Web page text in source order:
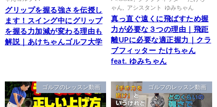
グリップを握る強さを伝授し
ます！スイング中にグリップ
を握る力加減が変わる理由も
解説｜あけちゃんゴルフ大学
ゃん
アシスタント ゆみちゃん
真っ直ぐ遠くに飛ばすため握
力が必要な３つの理由｜飛距
離UPに必要な適正握力｜クラ
ブフィッター たけちゃん
feat. ゆみちゃん
ゴルフのレッスン動画 ゴルフのレッスン動画